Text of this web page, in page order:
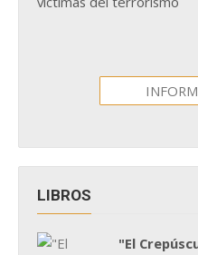
LIBROS
"El